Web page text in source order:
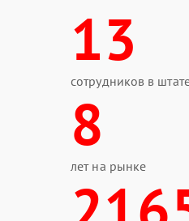
13
сотрудников в
8
лет на рынке